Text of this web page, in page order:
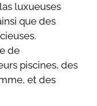
luxueuses
que des
de
piscines, des
et des